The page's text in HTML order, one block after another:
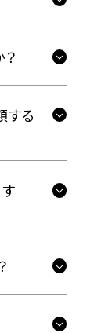
は有り
ば血
のです。
ので処
ん。ま
当院で
後に
いた時
とんど
イベ
心下さ
な問題
女性看
安価で
ックで
少ない
くは同
意が
が望ま
の同意
参下さ
する
クの中に
置が必
なるけど
が増額
。もち
ませ
な影響